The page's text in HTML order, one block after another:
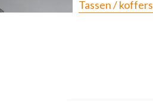
Tassen / koffers